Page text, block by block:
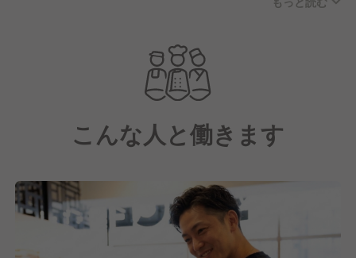
こだわりの料理とアットホームな雰囲気の良い店内で
リピーター様も多く、SNSなど様々なメディアでも取
り上げられている話題店です！
こんな人と働きます